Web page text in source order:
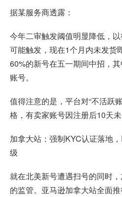
据某服务商透露：
今年二审触发阈值明显降低，
可能触发，现在1个月内未发货
60%的新号在五一期间中招，
账号。
值得注意的是，平台对“不活跃
格，有卖家账号因注册后10天
加拿大站：强制KYC认证落地
级
就在北美新号遭遇扫号的同时
的监管。亚马逊加拿大站全面